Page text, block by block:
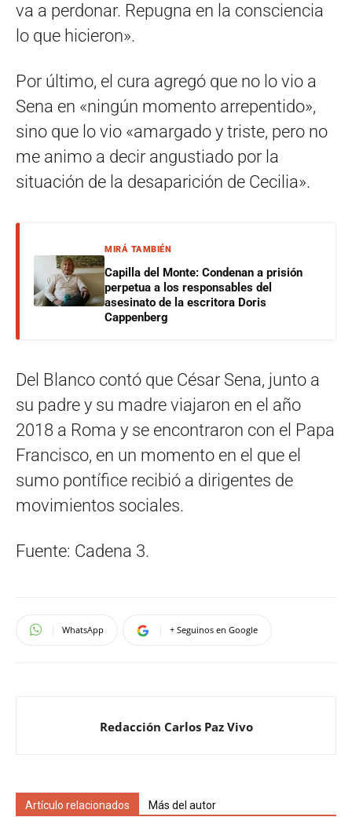
va a perdonar. Repugna en la consciencia
lo que hicieron».
Por último, el cura agregó que no lo vio a
Sena en «ningún momento arrepentido»,
sino que lo vio «amargado y triste, pero no
me animo a decir angustiado por la
situación de la desaparición de Cecilia».
MIRÁ TAMBIÉN
Capilla del Monte: Condenan a prisión
perpetua a los responsables del
asesinato de la escritora Doris
Cappenberg
Del Blanco contó que César Sena, junto a
su padre y su madre viajaron en el año
2018 a Roma y se encontraron con el Papa
Francisco, en un momento en el que el
sumo pontífice recibió a dirigentes de
movimientos sociales.
Fuente: Cadena 3.
WhatsApp + Seguinos en Google
Redacción Carlos Paz Vivo
Artículo relacionados Más del autor